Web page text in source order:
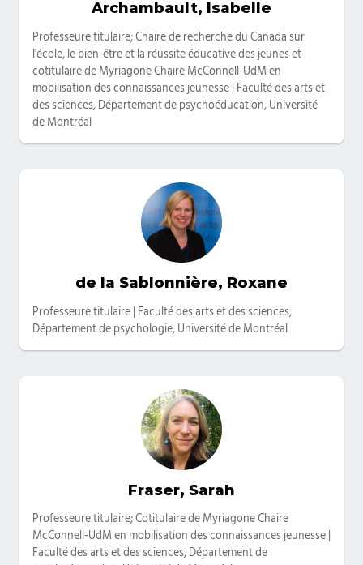
Archambault, Isabelle
Catégories
Professeure titulaire; Chaire de recherche du Canada sur
l'école, le bien-être et la réussite éducative des jeunes et
cotitulaire de Myriagone Chaire McConnell-UdM en
mobilisation des connaissances jeunesse | Faculté des arts et
des sciences, Département de psychoéducation, Université
de Montréal
de la Sablonnière, Roxane
Catégories
Professeure titulaire | Faculté des arts et des sciences,
Département de psychologie, Université de Montréal
Fraser, Sarah
Catégories
Professeure titulaire; Cotitulaire de Myriagone Chaire
McConnell-UdM en mobilisation des connaissances jeunesse |
Faculté des arts et des sciences, Département de